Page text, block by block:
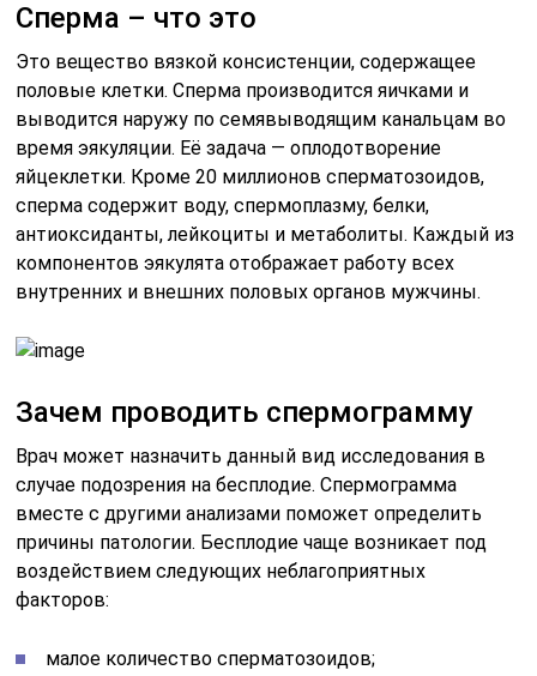
Сперма – что это
Это вещество вязкой консистенции, содержащее
половые клетки. Сперма производится яичками и
выводится наружу по семявыводящим канальцам во
время эякуляции. Её задача — оплодотворение
яйцеклетки. Кроме 20 миллионов сперматозоидов,
сперма содержит воду, спермоплазму, белки,
антиоксиданты, лейкоциты и метаболиты. Каждый из
компонентов эякулята отображает работу всех
внутренних и внешних половых органов мужчины.
Зачем проводить спермограмму
Врач может назначить данный вид исследования в
случае подозрения на бесплодие. Спермограмма
вместе с другими анализами поможет определить
причины патологии. Бесплодие чаще возникает под
воздействием следующих неблагоприятных
факторов:
малое количество сперматозоидов;